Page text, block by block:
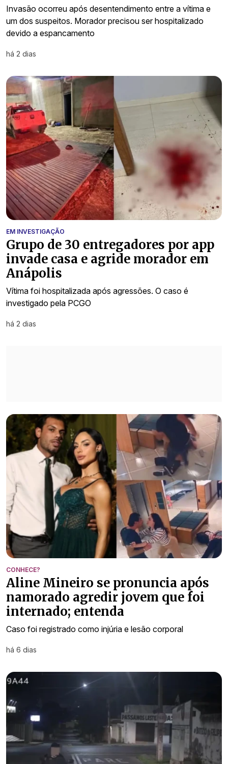
Invasão ocorreu após desentendimento entre a vítima e
um dos suspeitos. Morador precisou ser hospitalizado
devido a espancamento
há 2 dias
EM INVESTIGAÇÃO
Grupo de 30 entregadores por app
invade casa e agride morador em
Anápolis
Vítima foi hospitalizada após agressões. O caso é
investigado pela PCGO
há 2 dias
CONHECE?
Aline Mineiro se pronuncia após
namorado agredir jovem que foi
internado; entenda
Caso foi registrado como injúria e lesão corporal
há 6 dias